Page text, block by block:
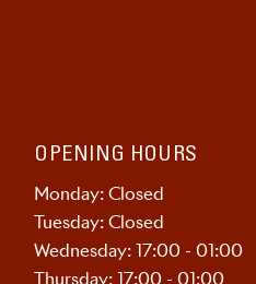
OPENING HOURS
Monday: Closed
Tuesday: Closed
Wednesday: 17:00 - 01:00
Thursday: 17:00 - 01:00